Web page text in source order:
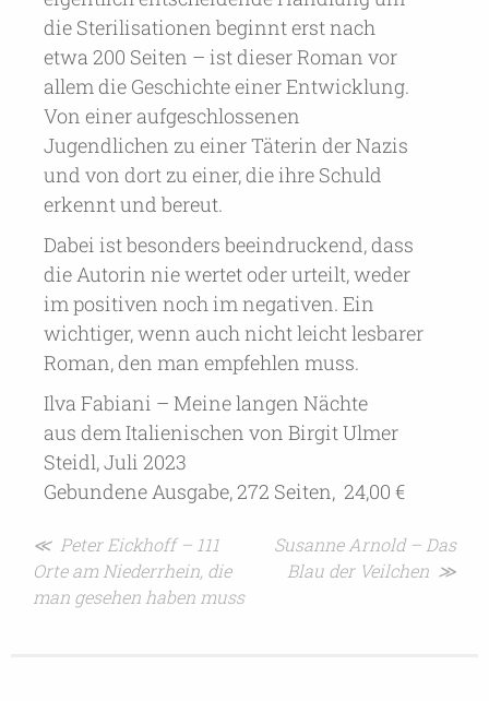
die Sterilisationen beginnt erst nach
etwa 200 Seiten – ist dieser Roman vor
allem die Geschichte einer Entwicklung.
Von einer aufgeschlossenen
Jugendlichen zu einer Täterin der Nazis
und von dort zu einer, die ihre Schuld
erkennt und bereut.
Dabei ist besonders beeindruckend, dass
die Autorin nie wertet oder urteilt, weder
im positiven noch im negativen. Ein
wichtiger, wenn auch nicht leicht lesbarer
Roman, den man empfehlen muss.
Ilva Fabiani – Meine langen Nächte
aus dem Italienischen von Birgit Ulmer
Steidl, Juli 2023
Gebundene Ausgabe, 272 Seiten, 24,00 €
Beitragsnavigation
≪ Peter Eickhoff – 111
Orte am Niederrhein, die
man gesehen haben muss
Susanne Arnold – Das
Blau der Veilchen ≫